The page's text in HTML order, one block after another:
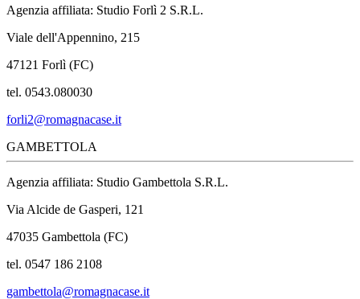
Agenzia affiliata: Studio Forlì 2 S.R.L.
Viale dell'Appennino, 215
47121 Forlì (FC)
tel. 0543.080030
forli2@romagnacase.it
GAMBETTOLA
Agenzia affiliata: Studio Gambettola S.R.L.
Via Alcide de Gasperi, 121
47035 Gambettola (FC)
tel. 0547 186 2108
gambettola@romagnacase.it